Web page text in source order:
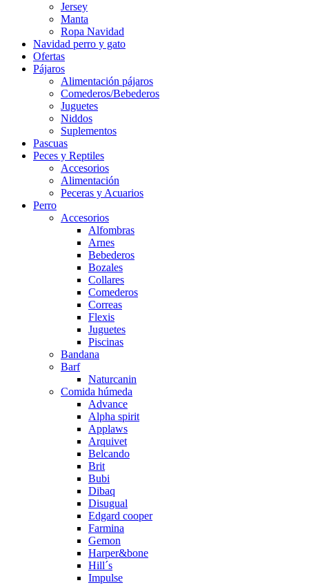
Jersey
Manta
Ropa Navidad
Navidad perro y gato
Ofertas
Pájaros
Alimentación pájaros
Comederos/Bebederos
Juguetes
Niddos
Suplementos
Pascuas
Peces y Reptiles
Accesorios
Alimentación
Peceras y Acuarios
Perro
Accesorios
Alfombras
Arnes
Bebederos
Bozales
Collares
Comederos
Correas
Flexis
Juguetes
Piscinas
Bandana
Barf
Naturcanin
Comida húmeda
Advance
Alpha spirit
Applaws
Arquivet
Belcando
Brit
Bubi
Dibaq
Disugual
Edgard cooper
Farmina
Gemon
Harper&bone
Hill´s
Impulse